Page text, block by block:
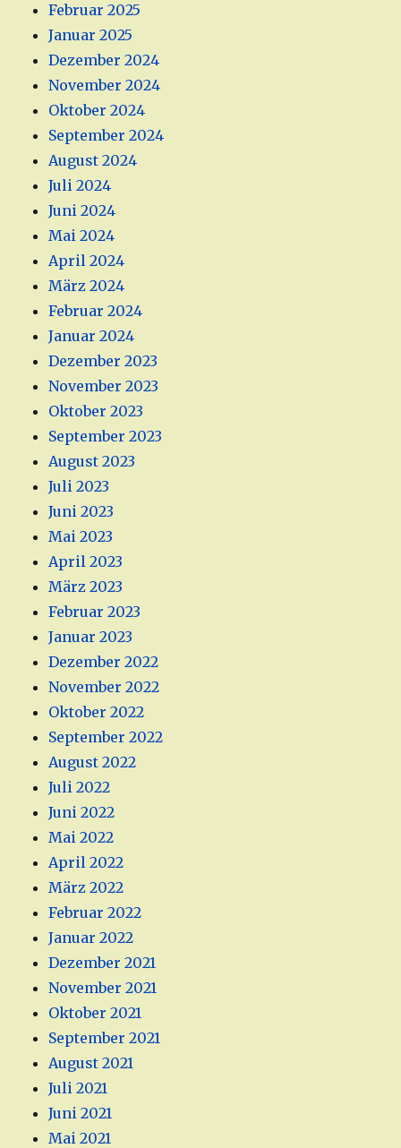
Februar 2025
Januar 2025
Dezember 2024
November 2024
Oktober 2024
September 2024
August 2024
Juli 2024
Juni 2024
Mai 2024
April 2024
März 2024
Februar 2024
Januar 2024
Dezember 2023
November 2023
Oktober 2023
September 2023
August 2023
Juli 2023
Juni 2023
Mai 2023
April 2023
März 2023
Februar 2023
Januar 2023
Dezember 2022
November 2022
Oktober 2022
September 2022
August 2022
Juli 2022
Juni 2022
Mai 2022
April 2022
März 2022
Februar 2022
Januar 2022
Dezember 2021
November 2021
Oktober 2021
September 2021
August 2021
Juli 2021
Juni 2021
Mai 2021